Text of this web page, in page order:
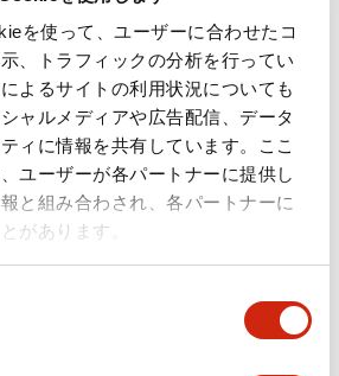
を使って、ユーザーに合わせたコ
、トラフィックの分析を行ってい
よるサイトの利用状況についても
ャルメディアや広告配信、データ
ィに情報を共有しています。ここ
ユーザーが各パートナーに提供し
と組み合わされ、各パートナーに
があります。
小形コントロールユニット（日本語）
1.60MB